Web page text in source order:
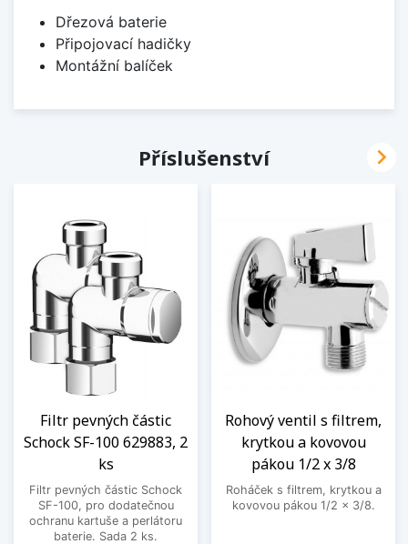
Dřezová baterie
Připojovací hadičky
Montážní balíček
Příslušenství
Filtr pevných částic
Schock SF-100 629883, 2
ks
Filtr pevných částic Schock
SF-100, pro dodatečnou
ochranu kartuše a perlátoru
baterie. Sada 2 ks.
Rohový ventil s filtrem,
krytkou a kovovou
pákou 1/2 x 3/8
Roháček s filtrem, krytkou a
kovovou pákou 1/2 x 3/8.
